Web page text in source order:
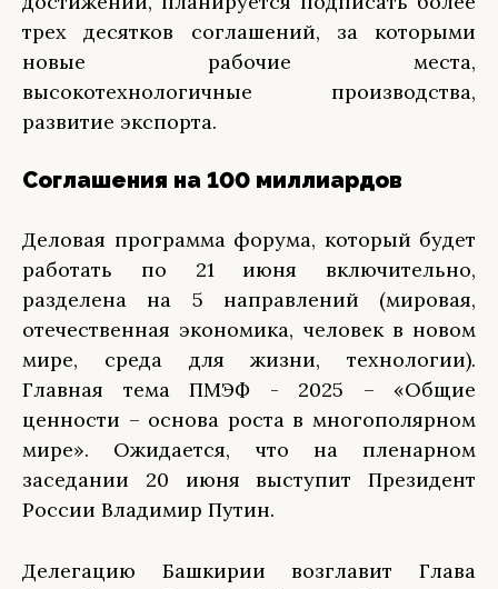
трех десятков соглашений, за которыми
новые рабочие места,
высокотехнологичные производства,
развитие экспорта.
Соглашения на 100 миллиардов
Деловая программа форума, который будет
работать по 21 июня включительно,
разделена на 5 направлений (мировая,
отечественная экономика, человек в новом
мире, среда для жизни, технологии).
Главная тема ПМЭФ - 2025 – «Общие
ценности – основа роста в многополярном
мире». Ожидается, что на пленарном
заседании 20 июня выступит Президент
России Владимир Путин.
Делегацию Башкирии возглавит Глава